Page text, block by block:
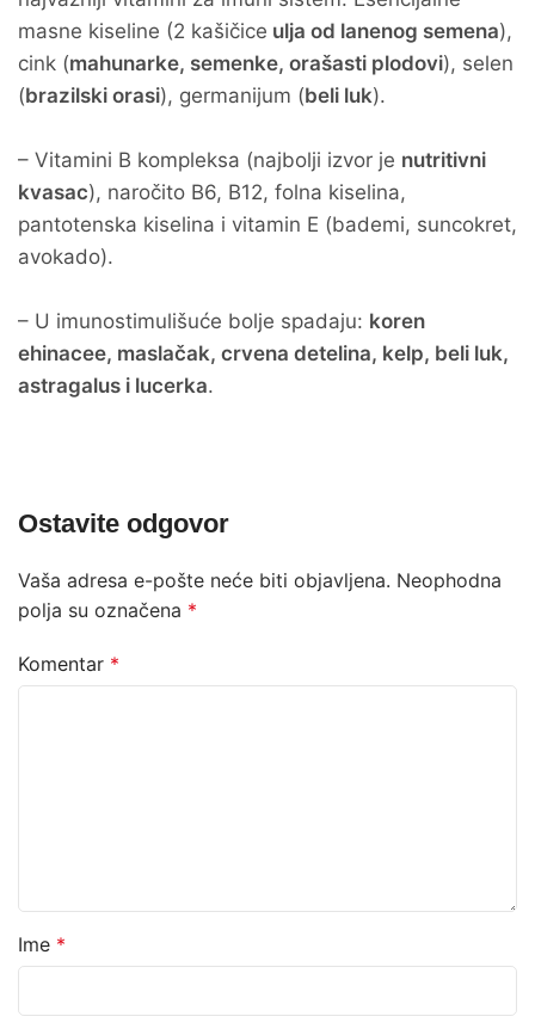
masne kiseline (2 kašičice ulja od lanenog semena),
cink (mahunarke, semenke, orašasti plodovi), selen
(brazilski orasi), germanijum (beli luk).
– Vitamini B kompleksa (najbolji izvor je nutritivni
kvasac), naročito B6, B12, folna kiselina,
pantotenska kiselina i vitamin E (bademi, suncokret,
avokado).
– U imunostimulišuće bolje spadaju: koren
ehinacee, maslačak, crvena detelina, kelp, beli luk,
astragalus i lucerka.
Ostavite odgovor
Vaša adresa e-pošte neće biti objavljena. Neophodna
polja su označena *
Komentar *
Ime *